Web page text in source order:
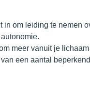
in om leiding te nemen
meer vanuit je
een aantal